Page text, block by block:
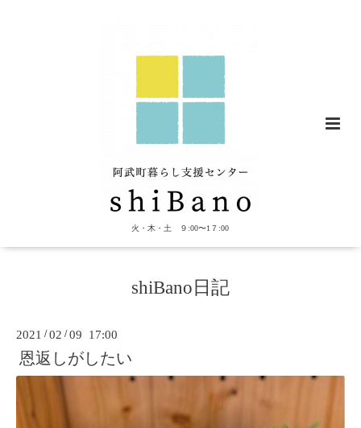
火・木・土 ９:00〜1７:00
shiBano日記
2021 /02 /09 17:00
恩返しがしたい